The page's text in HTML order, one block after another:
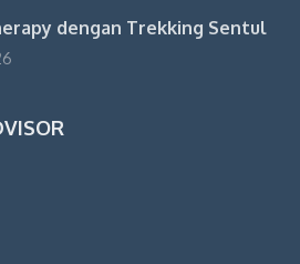
dengan Trekking Sentul